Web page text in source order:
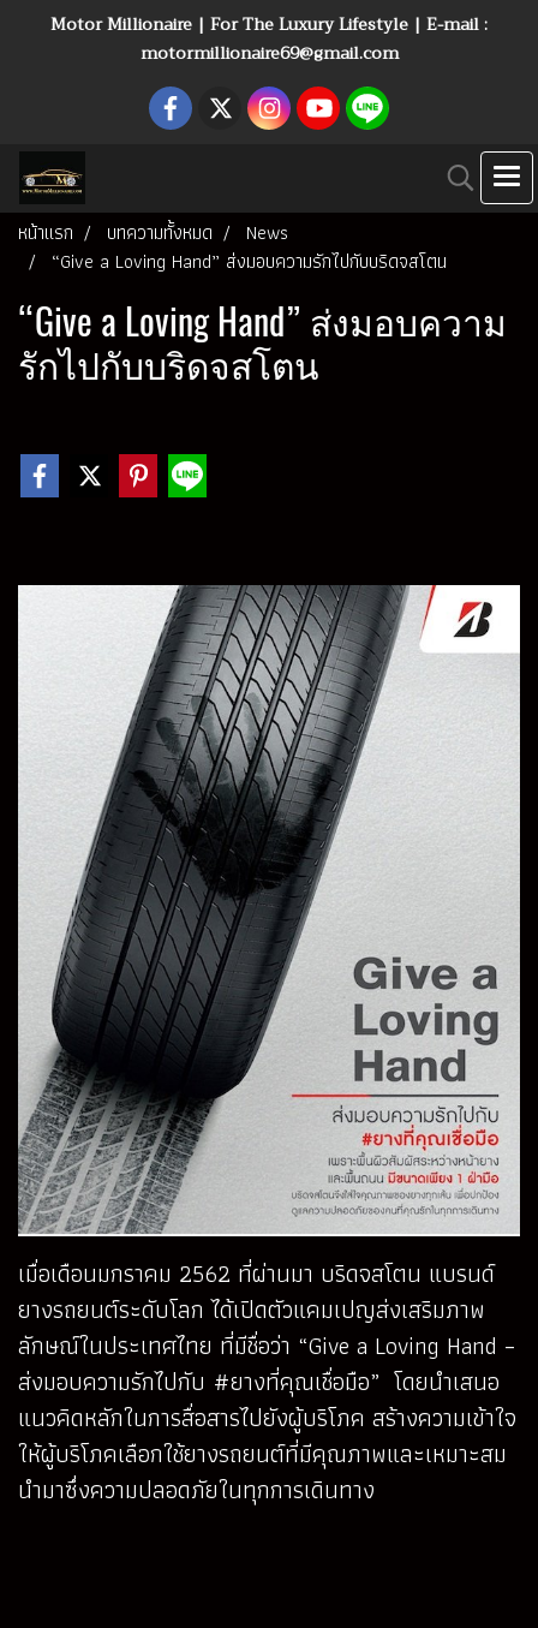
Motor Millionaire | For The Luxury Lifestyle | E-mail :
motormillionaire69@gmail.com
หน้าแรก บทความทั้งหมด
News
“Give a Loving Hand” ส่งมอบความรักไปกับบริดจสโตน
“Give a Loving Hand” ส่งมอบความ
รักไปกับบริดจสโตน
เมื่อเดือนมกราคม 2562 ที่ผ่านมา บริดจสโตน แบรนด์
ยางรถยนต์ระดับโลก ได้เปิดตัวแคมเปญส่งเสริมภาพ
ลักษณ์ในประเทศไทย ที่มีชื่อว่า “Give a Loving Hand –
ส่งมอบความรักไปกับ #ยางที่คุณเชื่อมือ” โดยนำเสนอ
แนวคิดหลักในการสื่อสารไปยังผู้บริโภค สร้างความเข้าใจ
ให้ผู้บริโภคเลือกใช้ยางรถยนต์ที่มีคุณภาพและเหมาะสม
นำมาซึ่งความปลอดภัยในทุกการเดินทาง